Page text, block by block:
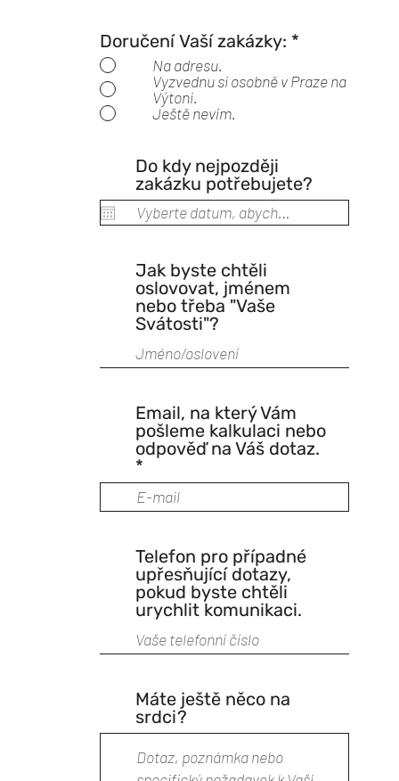
Jak byste chtěli
oslovovat, jménem
nebo třeba "Vaše
Svátosti"?
Telefon pro případné
upřesňující dotazy,
pokud byste chtěli
urychlit komunikaci.
Doručení Vaší zakázky: *
Na adresu.
Vyzvednu si osobně v Praze na
Výtoni.
Ještě nevím.
Do kdy nejpozději
zakázku potřebujete?
Máte ještě něco na
srdci?
Email, na který Vám
pošleme kalkulaci nebo
odpověď na Váš dotaz.